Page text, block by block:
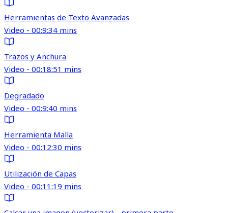
Herramientas de Texto Avanzadas
Video - 00:9:34 mins
Trazos y Anchura
Video - 00:18:51 mins
Degradado
Video - 00:9:40 mins
Herramienta Malla
Video - 00:12:30 mins
Utilización de Capas
Video - 00:11:19 mins